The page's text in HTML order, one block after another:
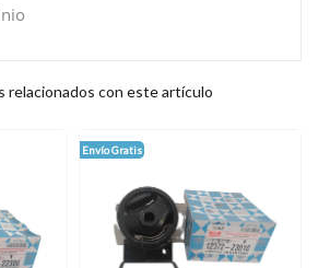
relacionados con este artículo
Envío Gratis